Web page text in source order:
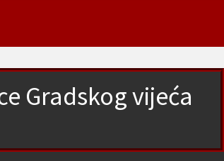
Gradskog vijeća